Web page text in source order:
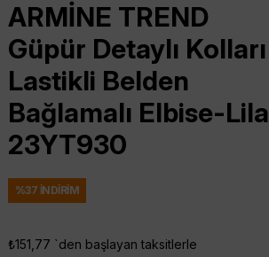
ARMİNE TREND
Güpür Detaylı Kolları
Lastikli Belden
Bağlamalı Elbise-Lila
23YT930
%37 İNDIRIM
₺151,77 `den başlayan taksitlerle